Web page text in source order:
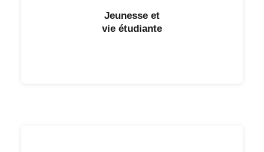
Jeunesse et
vie étudiante